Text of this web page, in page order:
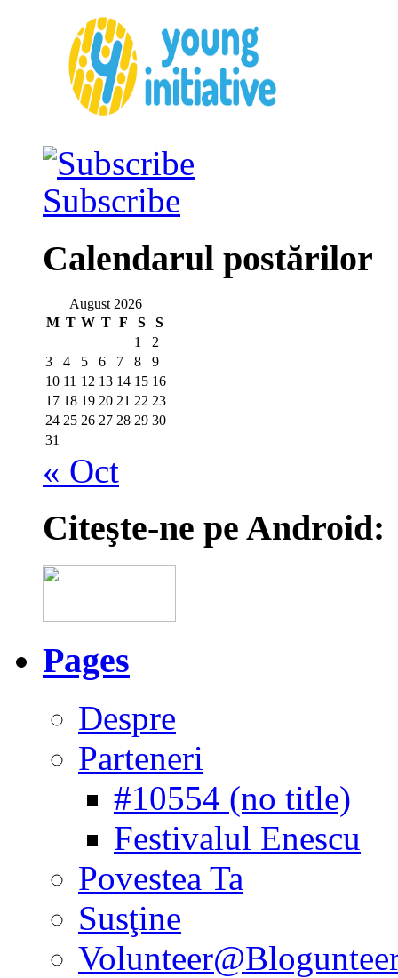
Subscribe
Calendarul postărilor
August 2026
M T W T F S
S
1
2
3
4 5 6 7 8
9
10 11 12 13 14 15 16
17 18 19 20 21 22 23
24 25 26 27 28 29 30
31
« Oct
Citeşte-ne pe Android:
Pages
Despre
Parteneri
#10554 (no title)
Festivalul Enescu
Povestea Ta
Susţine